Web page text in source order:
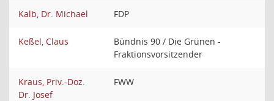
Kalb, Dr. Michael FDP
Keßel, Claus
Bündnis 90 / Die Grünen -
Fraktionsvorsitzender
Kraus, Priv.-Doz.
Dr. Josef
FWW